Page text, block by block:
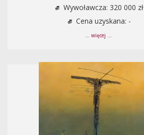
Wywoławcza: 320 000 zł
Cena uzyskana: -
... więcej ...